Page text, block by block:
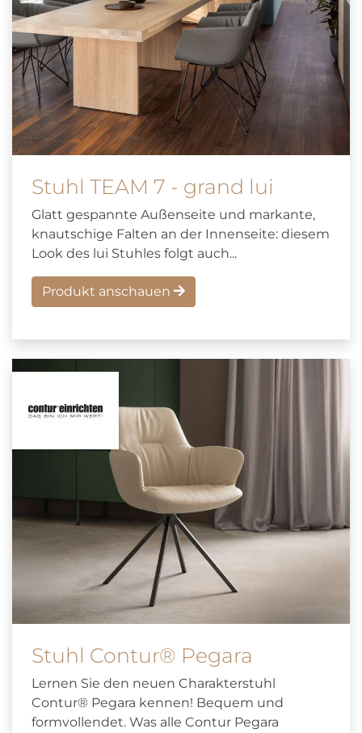
Stuhl TEAM 7 - grand lui
Glatt gespannte Außenseite und markante,
knautschige Falten an der Innenseite: diesem
Look des lui Stuhles folgt auch...
Produkt anschauen
Stuhl Contur® Pegara
Lernen Sie den neuen Charakterstuhl
Contur® Pegara kennen! Bequem und
formvollendet. Was alle Contur Pegara